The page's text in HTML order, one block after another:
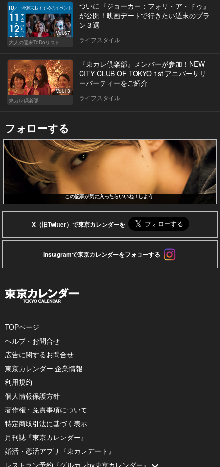
Vol.67
大人の週末ToDoリスト
ついに『ジョーカー：フォリ・ア・ドゥ』
が公開！映画デートで行きたい週末のプラ
ン３選
ライフスタイル
Vol.13
東カレ倶楽部
『東カレ倶楽部』メンバーが参加！NEW
CITY CLUB OF TOKYO 1st アニバーサリ
ーパーティーをご紹介
ライフスタイル
フォローする
この記事が気に入ったらいいね！しよう
X（旧Twitter）で東京カレンダーを
Instagramで東京カレンダーをフォローする
TOPページ
ヘルプ・お問合せ
広告に関するお問合せ
東京カレンダー 企業情報
利用規約
個人情報保護方針
著作権・免責事項について
特定商取引法に基づく表示
月刊誌『東京カレンダー』
婚活・恋活アプリ『東カレデート』
レストラン予約『グルカレby東京カレンダー』